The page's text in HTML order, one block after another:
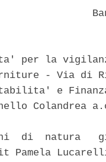
per la
- Via di
e
Colandrea
di  natura
Pamela